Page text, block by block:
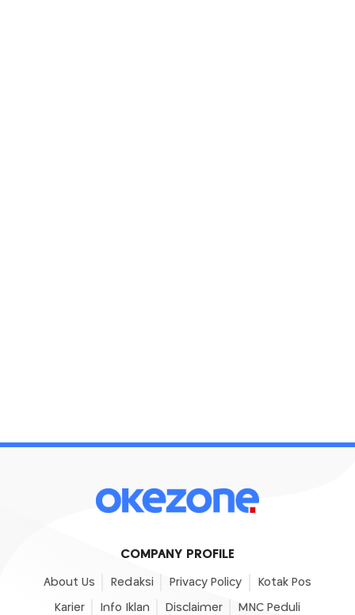
COMPANY PROFILE
About Us Redaksi Privacy Policy Kotak Pos
Karier Info Iklan Disclaimer MNC Peduli